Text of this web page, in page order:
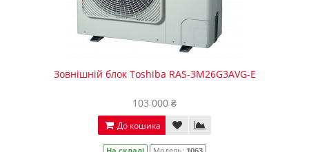
Зовнішній блок Toshiba RAS-3M26G3AVG-E
103 000 ₴
До кошика